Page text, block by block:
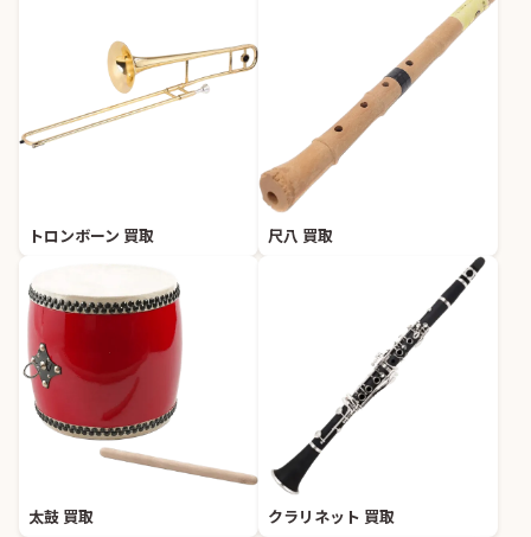
トロンボーン 買取 尺八 買取
太鼓 買取 クラリネット 買取